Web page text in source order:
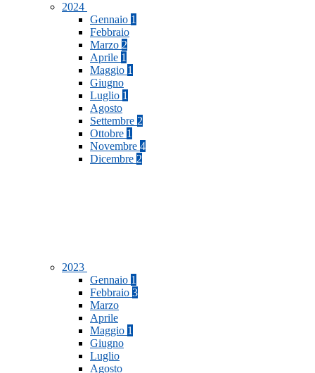
2024
Gennaio 1
Febbraio
Marzo 2
Aprile 1
Maggio 1
Giugno
Luglio 1
Agosto
Settembre 2
Ottobre 1
Novembre 4
Dicembre 2
2023
Gennaio 1
Febbraio 3
Marzo
Aprile
Maggio 1
Giugno
Luglio
Agosto